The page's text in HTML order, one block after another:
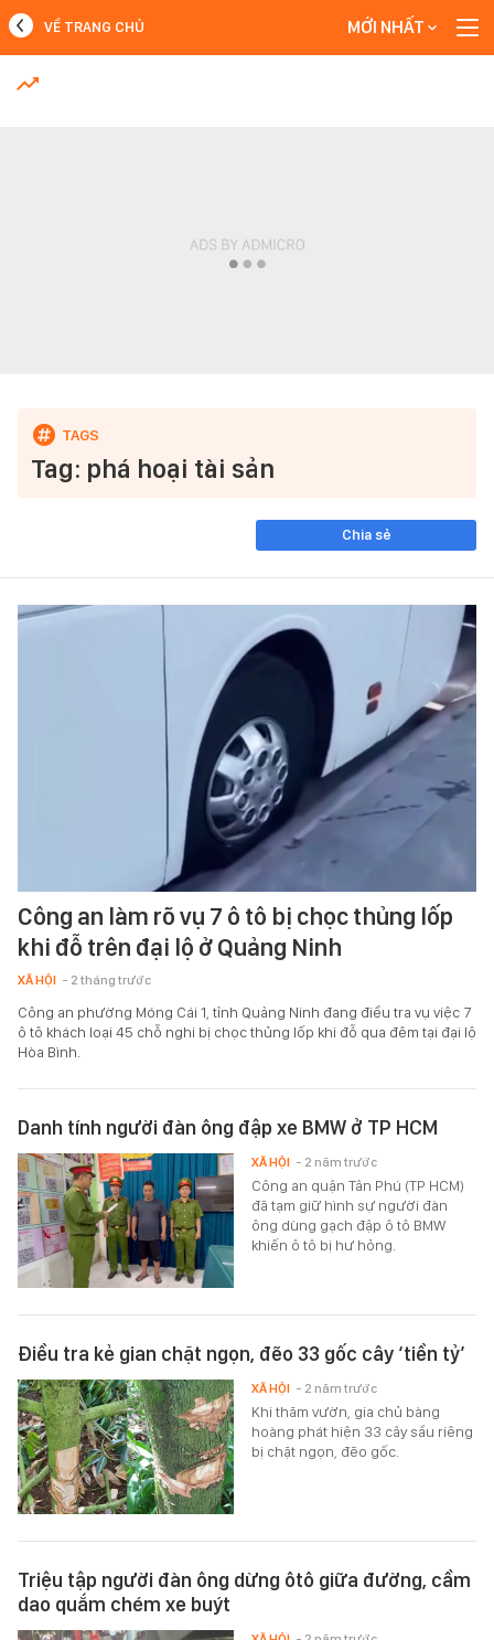
MỚI NHẤT
VỀ TRANG CHỦ MỚI NHẤT
Tag: phá hoại tài sản
Chia sẻ
Công an làm rõ vụ 7 ô tô bị chọc thủng lốp
khi đỗ trên đại lộ ở Quảng Ninh
XÃ HỘI - 2 tháng trước
Công an phường Móng Cái 1, tỉnh Quảng Ninh đang điều tra vụ việc 7
ô tô khách loại 45 chỗ nghi bị chọc thủng lốp khi đỗ qua đêm tại đại lộ
Hòa Bình.
Danh tính người đàn ông đập xe BMW ở TP HCM
Công an quận Tân Phú (TP HCM)
đã tạm giữ hình sự người đàn
ông dùng gạch đập ô tô BMW
khiến ô tô bị hư hỏng.
XÃ HỘI - 2 năm trước
Điều tra kẻ gian chặt ngọn, đẽo 33 gốc cây ‘tiền tỷ’
Khi thăm vườn, gia chủ bàng
hoàng phát hiện 33 cây sầu riêng
bị chặt ngọn, đẽo gốc.
XÃ HỘI - 2 năm trước
Triệu tập người đàn ông dừng ôtô giữa đường, cầm
dao quắm chém xe buýt